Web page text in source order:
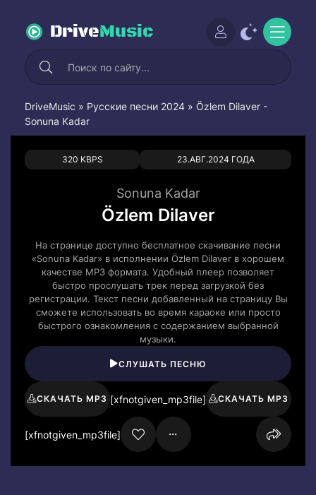
DriveMusic
DriveMusic » Русские песни 2024 » Özlem Dilaver -
Sonuna Kadar
320 KBPS 23.АВГ.2024 ГОДА
0 0
Sonuna Kadar
Özlem Dilaver
На странице доступно бесплатное скачивание песни
«Sonuna Kadar» в исполнении Özlem Dilaver в хорошем
качестве MP3 формата. Удобный плеер позволяет
быстро прослушать трек перед загрузкой без
регистрации. Текст песни добавленный на страницу Вы
сможете использовать во время караоке или просто
быстрого ознакомления с содержанием выбранной
музыки.
СЛУШАТЬ ПЕСНЮ
СКАЧАТЬ MP3 [xfnotgiven_mp3file] СКАЧАТЬ MP3
[xfnotgiven_mp3file]